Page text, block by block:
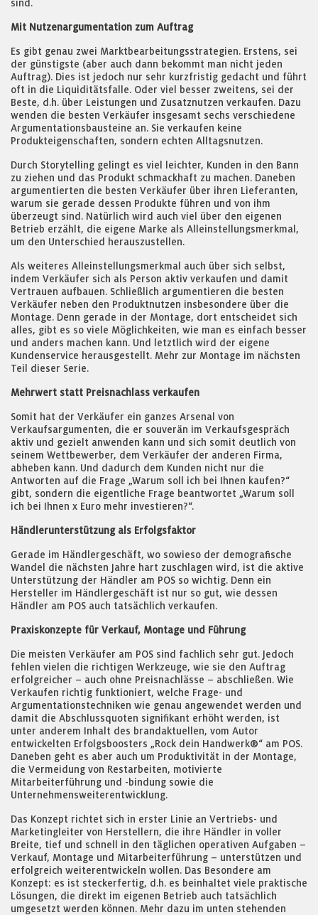
sind.
Mit Nutzenargumentation zum Auftrag
Es gibt genau zwei Marktbearbeitungsstrategien. Erstens, sei
der günstigste (aber auch dann bekommt man nicht jeden
Auftrag). Dies ist jedoch nur sehr kurzfristig gedacht und führt
oft in die Liquiditätsfalle. Oder viel besser zweitens, sei der
Beste, d.h. über Leistungen und Zusatznutzen verkaufen. Dazu
wenden die besten Verkäufer insgesamt sechs verschiedene
Argumentationsbausteine an. Sie verkaufen keine
Produkteigenschaften, sondern echten Alltagsnutzen.
Durch Storytelling gelingt es viel leichter, Kunden in den Bann
zu ziehen und das Produkt schmackhaft zu machen. Daneben
argumentierten die besten Verkäufer über ihren Lieferanten,
warum sie gerade dessen Produkte führen und von ihm
überzeugt sind. Natürlich wird auch viel über den eigenen
Betrieb erzählt, die eigene Marke als Alleinstellungsmerkmal,
um den Unterschied herauszustellen.
Als weiteres Alleinstellungsmerkmal auch über sich selbst,
indem Verkäufer sich als Person aktiv verkaufen und damit
Vertrauen aufbauen. Schließlich argumentieren die besten
Verkäufer neben den Produktnutzen insbesondere über die
Montage. Denn gerade in der Montage, dort entscheidet sich
alles, gibt es so viele Möglichkeiten, wie man es einfach besser
und anders machen kann. Und letztlich wird der eigene
Kundenservice herausgestellt. Mehr zur Montage im nächsten
Teil dieser Serie.
Mehrwert statt Preisnachlass verkaufen
Somit hat der Verkäufer ein ganzes Arsenal von
Verkaufsargumenten, die er souverän im Verkaufsgespräch
aktiv und gezielt anwenden kann und sich somit deutlich von
seinem Wettbewerber, dem Verkäufer der anderen Firma,
abheben kann. Und dadurch dem Kunden nicht nur die
Antworten auf die Frage „Warum soll ich bei Ihnen kaufen?“
gibt, sondern die eigentliche Frage beantwortet „Warum soll
ich bei Ihnen x Euro mehr investieren?“.
Händlerunterstützung als Erfolgsfaktor
Gerade im Händlergeschäft, wo sowieso der demografische
Wandel die nächsten Jahre hart zuschlagen wird, ist die aktive
Unterstützung der Händler am POS so wichtig. Denn ein
Hersteller im Händlergeschäft ist nur so gut, wie dessen
Händler am POS auch tatsächlich verkaufen.
Praxiskonzepte für Verkauf, Montage und Führung
Die meisten Verkäufer am POS sind fachlich sehr gut. Jedoch
fehlen vielen die richtigen Werkzeuge, wie sie den Auftrag
erfolgreicher – auch ohne Preisnachlässe – abschließen. Wie
Verkaufen richtig funktioniert, welche Frage- und
Argumentationstechniken wie genau angewendet werden und
damit die Abschlussquoten signifikant erhöht werden, ist
unter anderem Inhalt des brandaktuellen, vom Autor
entwickelten Erfolgsboosters „Rock dein Handwerk®“ am POS.
Daneben geht es aber auch um Produktivität in der Montage,
die Vermeidung von Restarbeiten, motivierte
Mitarbeiterführung und -bindung sowie die
Unternehmensweiterentwicklung.
Das Konzept richtet sich in erster Linie an Vertriebs- und
Marketingleiter von Herstellern, die ihre Händler in voller
Breite, tief und schnell in den täglichen operativen Aufgaben –
Verkauf, Montage und Mitarbeiterführung – unterstützen und
erfolgreich weiterentwickeln wollen. Das Besondere am
Konzept: es ist steckerfertig, d.h. es beinhaltet viele praktische
Lösungen, die direkt im eigenen Betrieb auch tatsächlich
umgesetzt werden können. Mehr dazu im unten stehenden